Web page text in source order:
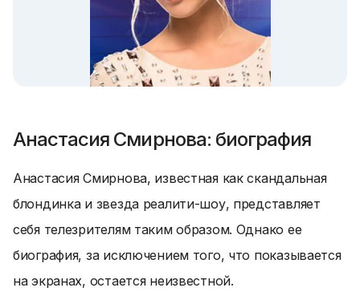
Анастасия Смирнова: биография
Анастасия Смирнова, известная как скандальная
блондинка и звезда реалити-шоу, представляет
себя телезрителям таким образом. Однако ее
биография, за исключением того, что показывается
на экранах, остается неизвестной.